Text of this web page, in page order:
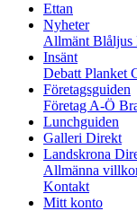
Ettan
Nyheter
Allmänt Blåljus
Insänt
Debatt Planket
Företagsguiden
Företag A-Ö
Lunchguiden
Galleri Direkt
Landskrona
Allmänna
Kontakt
Mitt konto